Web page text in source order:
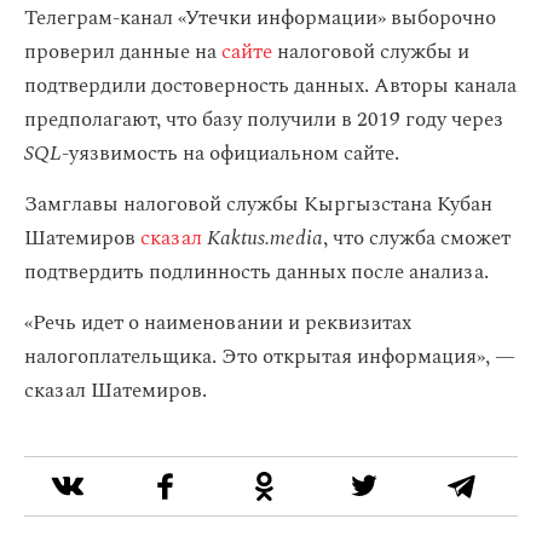
Телеграм-канал «Утечки информации» выборочно
проверил данные насайтеналоговой службы и
подтвердили достоверность данных. Авторы канала
предполагают, что базу получили в 2019 году через
SQL-уязвимость на официальном сайте.
Замглавы налоговой службы Кыргызстана Кубан
ШатемировсказалKaktus.media, что служба сможет
подтвердить подлинность данных после анализа.
«Речь идет о наименовании и реквизитах
налогоплательщика. Это открытая информация», —
сказал Шатемиров.